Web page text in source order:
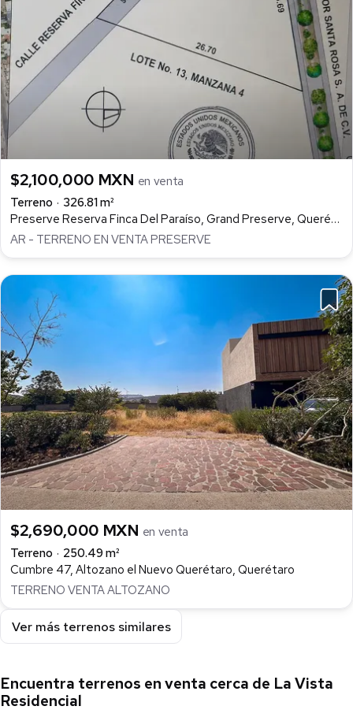
$2,100,000 MXN en venta
Terreno
326.81 m²
Preserve Reserva Finca Del Paraíso, Grand Preserve, Querétaro
AR - TERRENO EN VENTA PRESERVE
$2,690,000 MXN en venta
Terreno
250.49 m²
Cumbre 47, Altozano el Nuevo Querétaro, Querétaro
TERRENO VENTA ALTOZANO
Ver más terrenos similares
Encuentra terrenos en venta cerca de La Vista
Residencial